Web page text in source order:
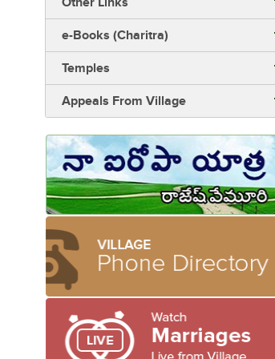
e-Books (Charitra)
Temples
Appeals From Village